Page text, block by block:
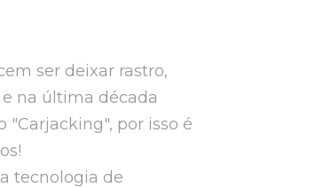
ser deixar rastro,
na última década
por isso é
tecnologia de